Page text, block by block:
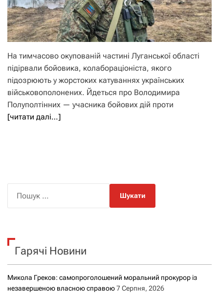
На тимчасово окупованій частині Луганської області
підірвали бойовика, колабораціоніста, якого
підозрюють у жорстоких катуваннях українських
військовополонених. Йдеться про Володимира
Полуполтінних — учасника бойових дій проти
[читати далі…]
к
Гарячі Новини
Микола Греков: самопроголошений моральний прокурор із
незавершеною власною справою7 Серпня, 2026